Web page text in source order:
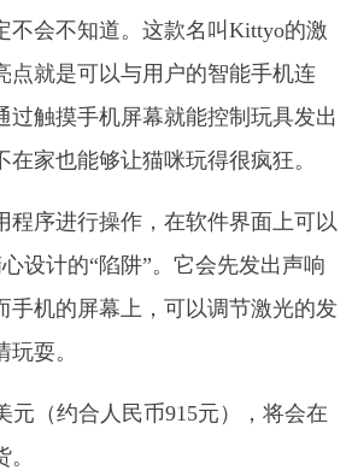
不会不知道。这款名叫Kittyo的激
点就是可以与用户的智能手机连
过触摸手机屏幕就能控制玩具发出
家也能够让猫咪玩得很疯狂。
程序进行操作，在软件界面上可以
设计的“陷阱”。它会先发出声响
手机的屏幕上，可以调节激光的发
耍。
元（约合人民币915元），将会在